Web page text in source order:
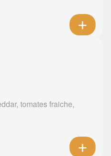
tomates fraiche,